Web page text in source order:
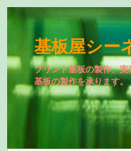
基板屋シー
プリント基板の製作、
基板の製作を承ります。